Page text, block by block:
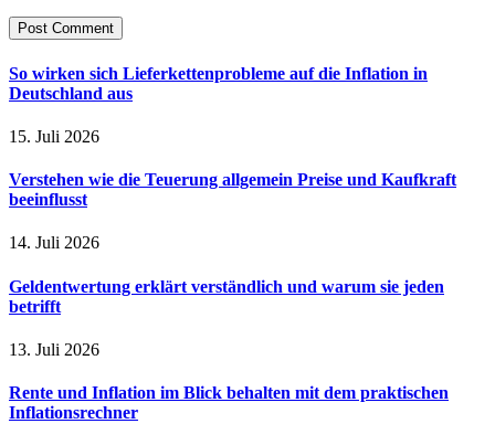
So wirken sich Lieferkettenprobleme auf die Inflation in
Deutschland aus
15. Juli 2026
Verstehen wie die Teuerung allgemein Preise und Kaufkraft
beeinflusst
14. Juli 2026
Geldentwertung erklärt verständlich und warum sie jeden
betrifft
13. Juli 2026
Rente und Inflation im Blick behalten mit dem praktischen
Inflationsrechner